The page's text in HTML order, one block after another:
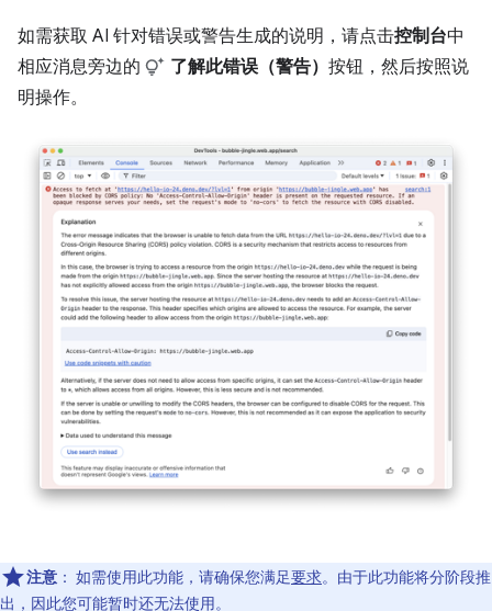
如需获取 AI 针对错误或警告生成的说明，请点击控制台中
相应消息旁边的
了解此错误（警告）按钮，然后按照说
明操作。
注意 ： 如需使用此功能，请确保您满足要求。由于此功能将分阶段推
出，因此您可能暂时还无法使用。